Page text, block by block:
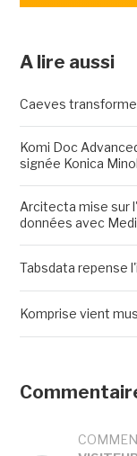
A lire aussi
Caeves
Komi Doc
signée Konica
Arcitecta mise sur
données avec
Tabsdata repense
Komprise vient